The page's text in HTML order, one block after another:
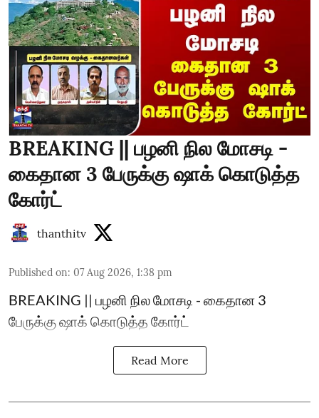
BREAKING || பழனி நில மோசடி -
கைதான 3 பேருக்கு ஷாக் கொடுத்த
கோர்ட்
thanthitv
Published on: 07 Aug 2026, 1:38 pm
BREAKING || பழனி நில மோசடி - கைதான 3
பேருக்கு ஷாக் கொடுத்த கோர்ட்
Read More